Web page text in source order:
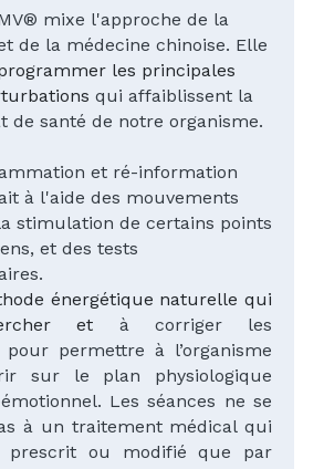
mixe l'approche de la
de la médecine chinoise. Elle
les principales
qui affaiblissent la
de santé de notre organisme.
et ré-information
à l'aide des mouvements
stimulation de certains points
et des tests
énergétique naturelle qui
et à corriger les
permettre à l’organisme
sur le plan physiologique
Les séances ne se
à un traitement médical qui
prescrit ou modifié que par